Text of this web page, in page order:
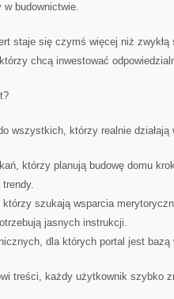
w budownictwie.
staje się czymś więcej niż zwykłą
chcą inwestować
wszystkich, którzy realnie działają
którzy planują budowę domu
szukają wsparcia
jasnych instrukcji.
dla których portal jest bazą
treści, każdy użytkownik szybko